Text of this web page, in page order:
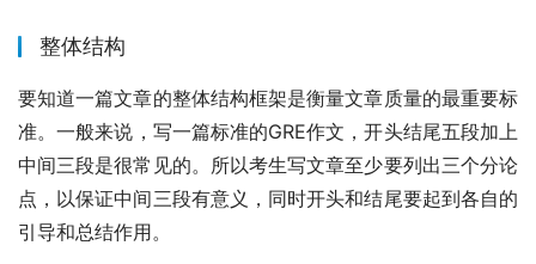
整体结构
要知道一篇文章的整体结构框架是衡量文章质量的最重要标
准。一般来说，写一篇标准的GRE作文，开头结尾五段加上
中间三段是很常见的。所以考生写文章至少要列出三个分论
点，以保证中间三段有意义，同时开头和结尾要起到各自的
引导和总结作用。